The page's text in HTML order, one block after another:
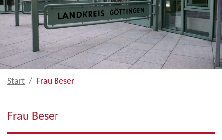
Start Frau Beser
Frau Beser